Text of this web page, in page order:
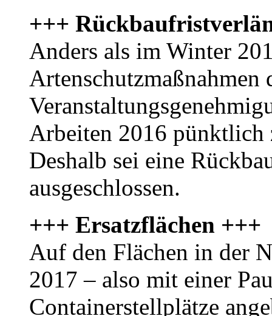
+++
Anders als im Winter
Artenschutzmaßnahmen
Arbeiten 2016 pünktlich
Deshalb sei eine
ausgeschlossen.
+++ Ersatzflächen +++
Auf den Flächen in der
2017 – also mit einer
Containerstellplätze